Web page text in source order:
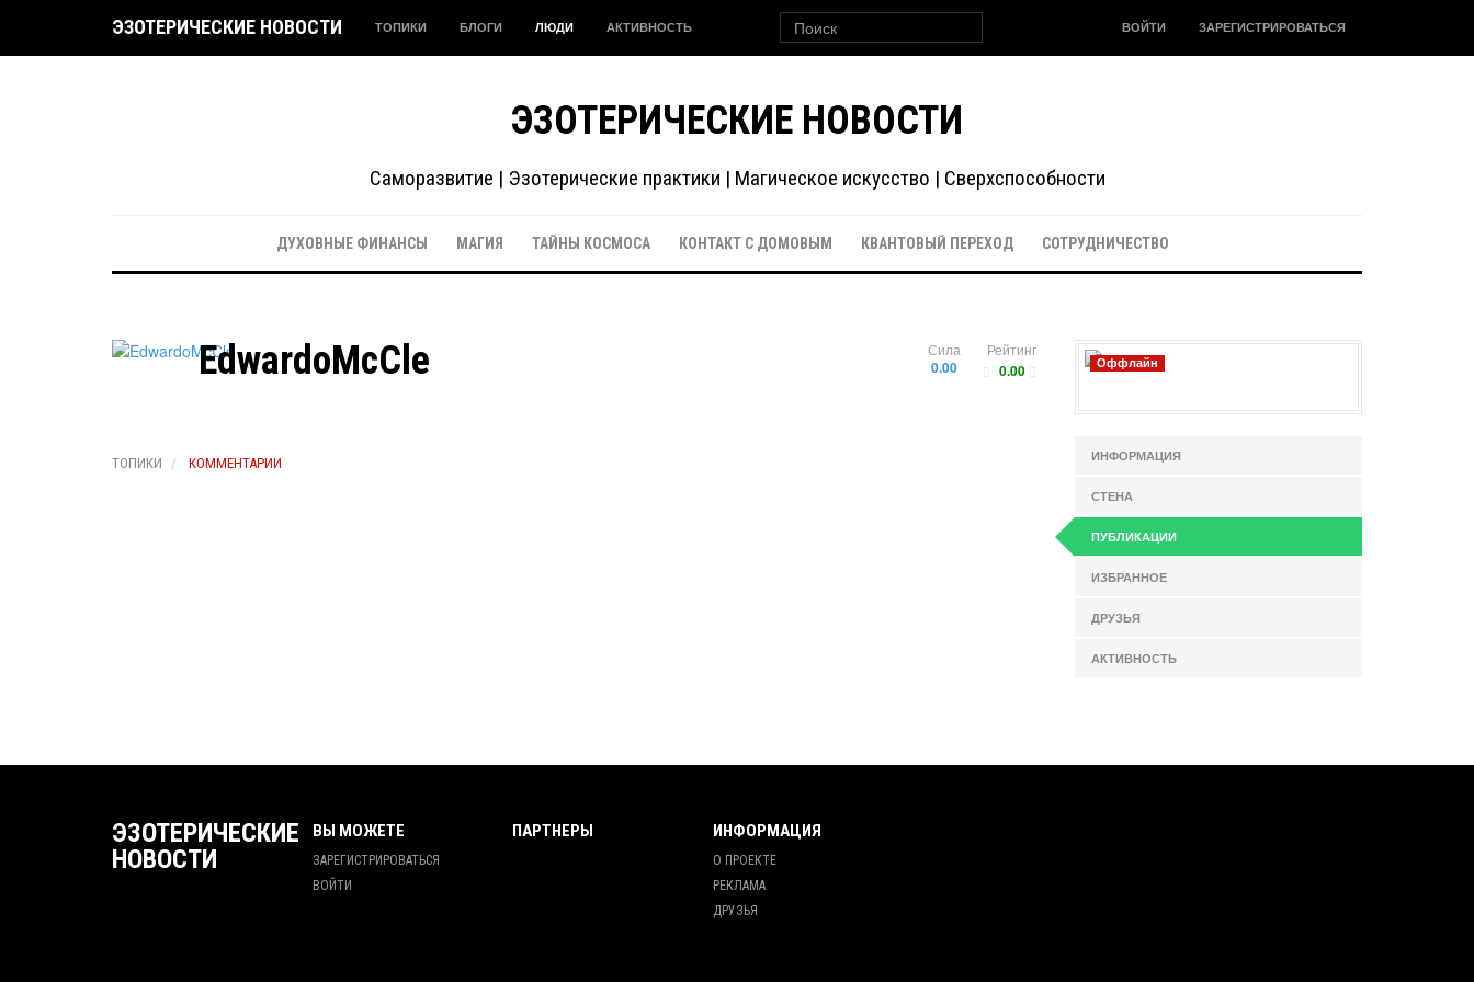
ЭЗОТЕРИЧЕСКИЕ НОВОСТИ ТОПИКИ БЛОГИ ЛЮДИ АКТИВНОСТЬ ВОЙТИ ЗАРЕГИСТРИРОВАТЬСЯ
ЭЗОТЕРИЧЕСКИЕ НОВОСТИ
Саморазвитие | Эзотерические практики | Магическое искусство | Сверхспособности
ДУХОВНЫЕ ФИНАНСЫ МАГИЯ ТАЙНЫ КОСМОСА КОНТАКТ С ДОМОВЫМ КВАНТОВЫЙ ПЕРЕХОД СОТРУДНИЧЕСТВО
Рейтинг
0.00
Сила
0.00
EdwardoMcCle
ТОПИКИ КОММЕНТАРИИ
Оффлайн
ИНФОРМАЦИЯ
СТЕНА
ПУБЛИКАЦИИ
ИЗБРАННОЕ
ДРУЗЬЯ
АКТИВНОСТЬ
ЭЗОТЕРИЧЕСКИЕ
НОВОСТИ
ВЫ МОЖЕТЕ
ЗАРЕГИСТРИРОВАТЬСЯ
ВОЙТИ
ПАРТНЕРЫ ИНФОРМАЦИЯ
О ПРОЕКТЕ
РЕКЛАМА
ДРУЗЬЯ